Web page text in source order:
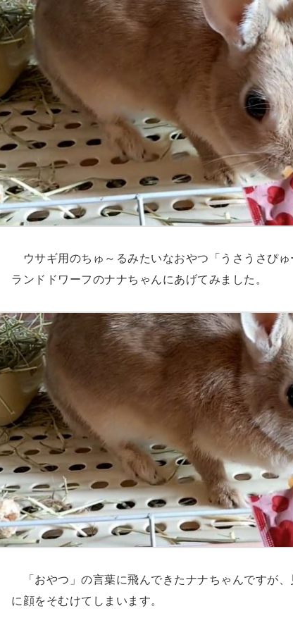
ウサギ用のちゅ～るみたいなおやつ「うさうさぴゅ
ランドドワーフのナナちゃんにあげてみました。
「おやつ」の言葉に飛んできたナナちゃんですが、
に顔をそむけてしまいます。